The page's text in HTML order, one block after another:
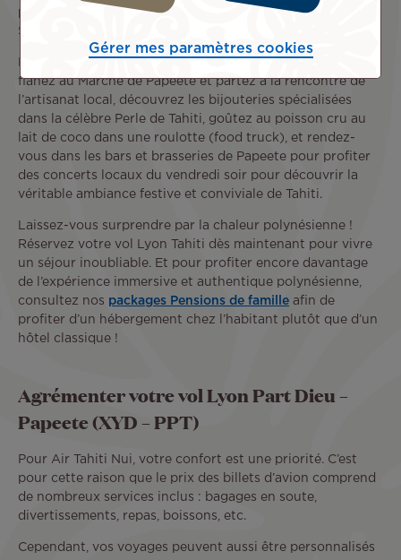
pourrez profiter d’une variété de sports aquatiques :
Stand-Up paddle, surf, kitesurf, pirogue, kayak, etc.
flânez au Marché de Papeete et partez à la rencontre de
l’artisanat local, découvrez les bijouteries spécialisées
dans la célèbre Perle de Tahiti, goûtez au poisson cru au
lait de coco dans une roulotte (food truck), et rendez-
vous dans les bars et brasseries de Papeete pour profiter
des concerts locaux du vendredi soir pour découvrir la
véritable ambiance festive et conviviale de Tahiti.
Laissez-vous surprendre par la chaleur polynésienne !
Réservez votre vol Lyon Tahiti dès maintenant pour vivre
un séjour inoubliable. Et pour profiter encore davantage
de l’expérience immersive et authentique polynésienne,
consultez nos packages Pensions de famille afin de
profiter d’un hébergement chez l’habitant plutôt que d’un
hôtel classique !
Agrémenter votre vol Lyon Part Dieu –
Papeete (XYD – PPT)
Pour Air Tahiti Nui, votre confort est une priorité. C’est
pour cette raison que le prix des billets d’avion comprend
de nombreux services inclus : bagages en soute,
divertissements, repas, boissons, etc.
Cependant, vos voyages peuvent aussi être personnalisés
Gérer mes paramètres cookies